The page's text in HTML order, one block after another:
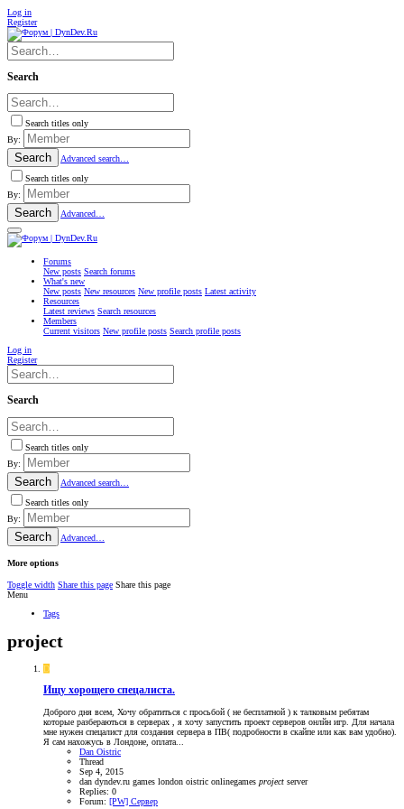
Log in
Register
Search
Search titles only
By:
Search
Advanced search…
Search titles only
By:
Search Advanced…
Forums
New posts Search forums
What's new
New posts New resources New profile posts Latest activity
Resources
Latest reviews Search resources
Members
Current visitors New profile posts Search profile posts
Log in
Register
Search
Search titles only
By:
Search
Advanced search…
Search titles only
By:
Search Advanced…
More options
Toggle width Share this page Share this page
Menu
Tags
project
D
Ищу хорощего спецалиста.
Доброго дня всем, Хочу обратиться с просьбой ( не бесплатной ) к талковым ребятам
которые разбераються в серверах , я хочу запустить проект серверов онлйн игр. Для начала
мне нужен спецалист для создания сервера в ПВ( подробности в скайпе или как вам удобно).
Я сам нахожусь в Лондоне, оплата...
Dan Oistric
Thread
Sep 4, 2015
dan dyndev.ru games london oistric onlinegames project server
Replies: 0
Forum: [PW] Сервер